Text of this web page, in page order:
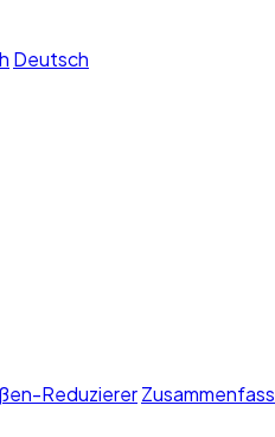
Deutsch
Reduzierer